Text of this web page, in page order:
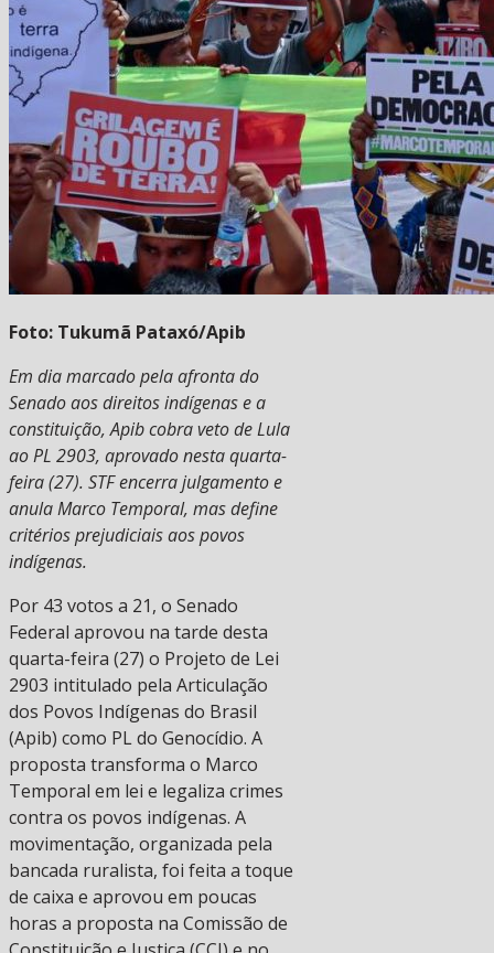
Foto: Tukumã Pataxó/Apib
Em dia marcado pela afronta do
Senado aos direitos indígenas e a
constituição, Apib cobra veto de Lula
ao PL 2903, aprovado nesta quarta-
feira (27). STF encerra julgamento e
anula Marco Temporal, mas define
critérios prejudiciais aos povos
indígenas.
Por 43 votos a 21, o Senado
Federal aprovou na tarde desta
quarta-feira (27) o Projeto de Lei
2903 intitulado pela Articulação
dos Povos Indígenas do Brasil
(Apib) como PL do Genocídio. A
proposta transforma o Marco
Temporal em lei e legaliza crimes
contra os povos indígenas. A
movimentação, organizada pela
bancada ruralista, foi feita a toque
de caixa e aprovou em poucas
horas a proposta na Comissão de